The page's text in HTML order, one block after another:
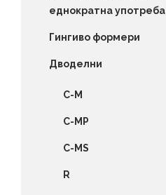
еднократна употреба
Гингиво формери
Дводелни
C-M
C-MP
C-MS
R